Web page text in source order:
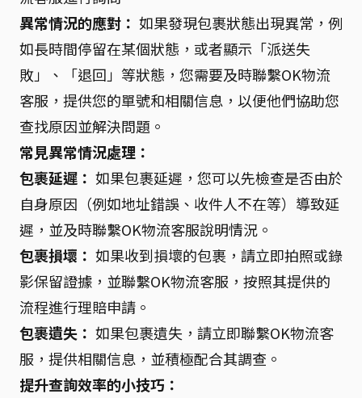
異常情況的應對： 如果發現包裹狀態出現異常，例
如長時間停留在某個狀態，或者顯示「派送失
敗」、「退回」等狀態，您需要及時聯繫OK物流
客服，提供您的單號和相關信息，以便他們協助您
查找原因並解決問題。
常見異常情況處理：
包裹延遲： 如果包裹延遲，您可以先檢查是否由於
自身原因（例如地址錯誤、收件人不在等）導致延
遲，並及時聯繫OK物流客服說明情況。
包裹損壞： 如果收到損壞的包裹，請立即拍照或錄
影保留證據，並聯繫OK物流客服，按照其提供的
流程進行理賠申請。
包裹遺失： 如果包裹遺失，請立即聯繫OK物流客
服，提供相關信息，並積極配合其調查。
提升查詢效率的小技巧：